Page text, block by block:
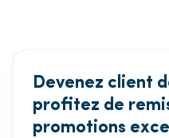
Devenez client
profitez de
promotions